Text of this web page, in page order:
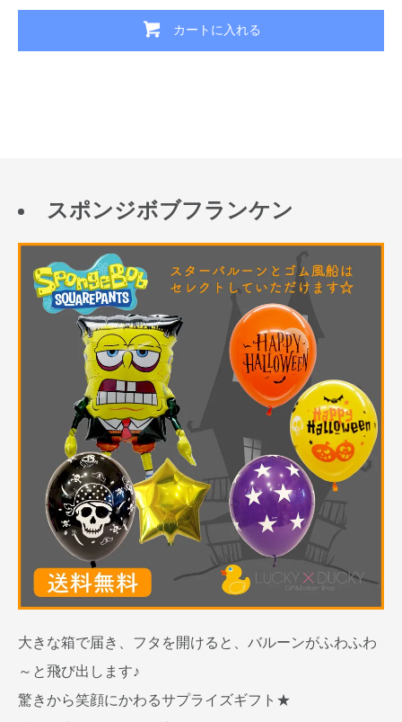
カートに入れる
スポンジボブフランケン
大きな箱で届き、フタを開けると、バルーンがふわふわ
～と飛び出します♪
驚きから笑顔にかわるサプライズギフト★